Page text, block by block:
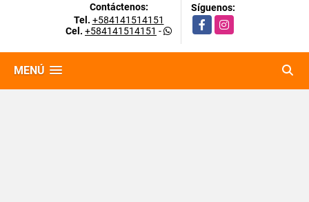
Contáctenos:
Tel. +584141514151
Cel. +584141514151 -
Síguenos:
FacebookInstagram
MENÚ